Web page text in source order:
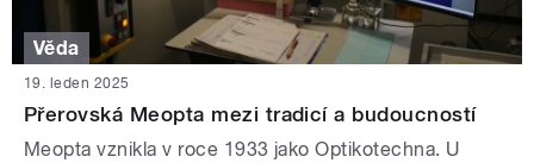
Věda
19. leden 2025
Přerovská Meopta mezi tradicí a budoucností
Meopta vznikla v roce 1933 jako Optikotechna. U